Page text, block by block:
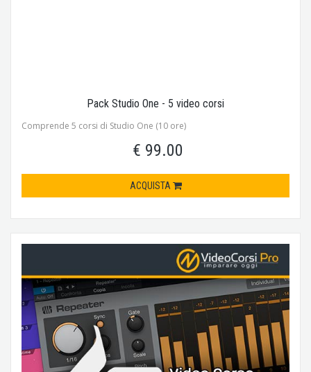
Pack Studio One - 5 video corsi
Comprende 5 corsi di Studio One (10 ore)
€ 99.00
ACQUISTA